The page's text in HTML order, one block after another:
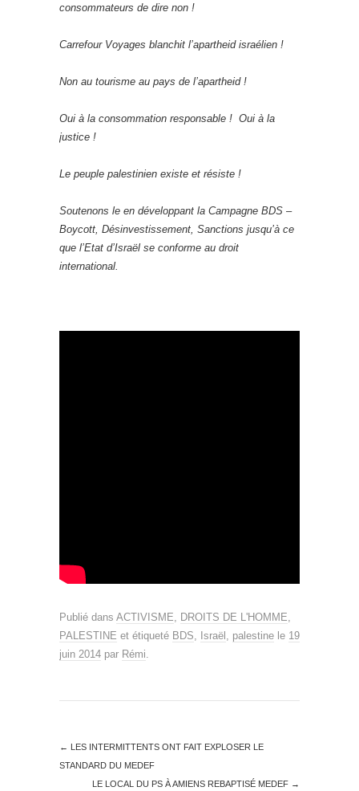
consommateurs de dire non !
Carrefour Voyages blanchit l’apartheid israélien !
Non au tourisme au pays de l’apartheid !
Oui à la consommation responsable ! Oui à la
justice !
Le peuple palestinien existe et résiste !
Soutenons le en développant la Campagne BDS –
Boycott, Désinvestissement, Sanctions jusqu’à ce
que l’Etat d’Israël se conforme au droit
international.
Publié dans ACTIVISME DROITS DE L'HOMME
PALESTINE et étiqueté BDS Israël palestine le 19
juin 2014 par Rémi
← LES INTERMITTENTS ONT FAIT EXPLOSER LE
STANDARD DU MEDEF
LE LOCAL DU PS À AMIENS REBAPTISÉ MEDEF →